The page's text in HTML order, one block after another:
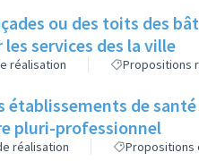
ou des toits des
services des la ville
réalisation Propositions
pluri-professionnel
réalisation Propositions